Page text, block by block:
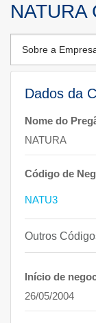
NATURA
Dados da
Nome do
NATURA
Código de
NATU3
Outros
Início de
26/05/2004